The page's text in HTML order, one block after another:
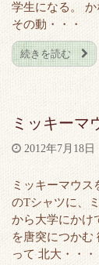
学生になる。 か
その動・・・
続きを読む
ミッキーマ
2012年7月18日
ミッキーマウス
のTシャツに、
から大学にかけ
を唐突につかむ
って 北大・・・